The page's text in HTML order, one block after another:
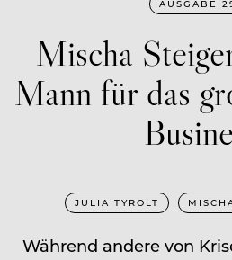
AUSGABE
Mischa
Mann für das
JULIA TYROLT
Während andere von